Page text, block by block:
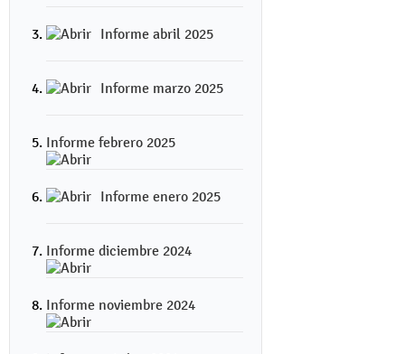
Informe abril 2025
Informe marzo 2025
Informe febrero 2025
Informe enero 2025
Informe diciembre 2024
Informe noviembre 2024